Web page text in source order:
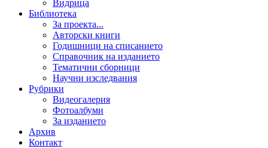
Видрица
Библиотека
За проекта...
Авторски книги
Годишници на списанието
Справочник на изданието
Тематични сборници
Научни изследвания
Рубрики
Видеогалерия
Фотоалбуми
За изданието
Архив
Контакт